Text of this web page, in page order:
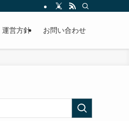
運営方針 お問い合わせ